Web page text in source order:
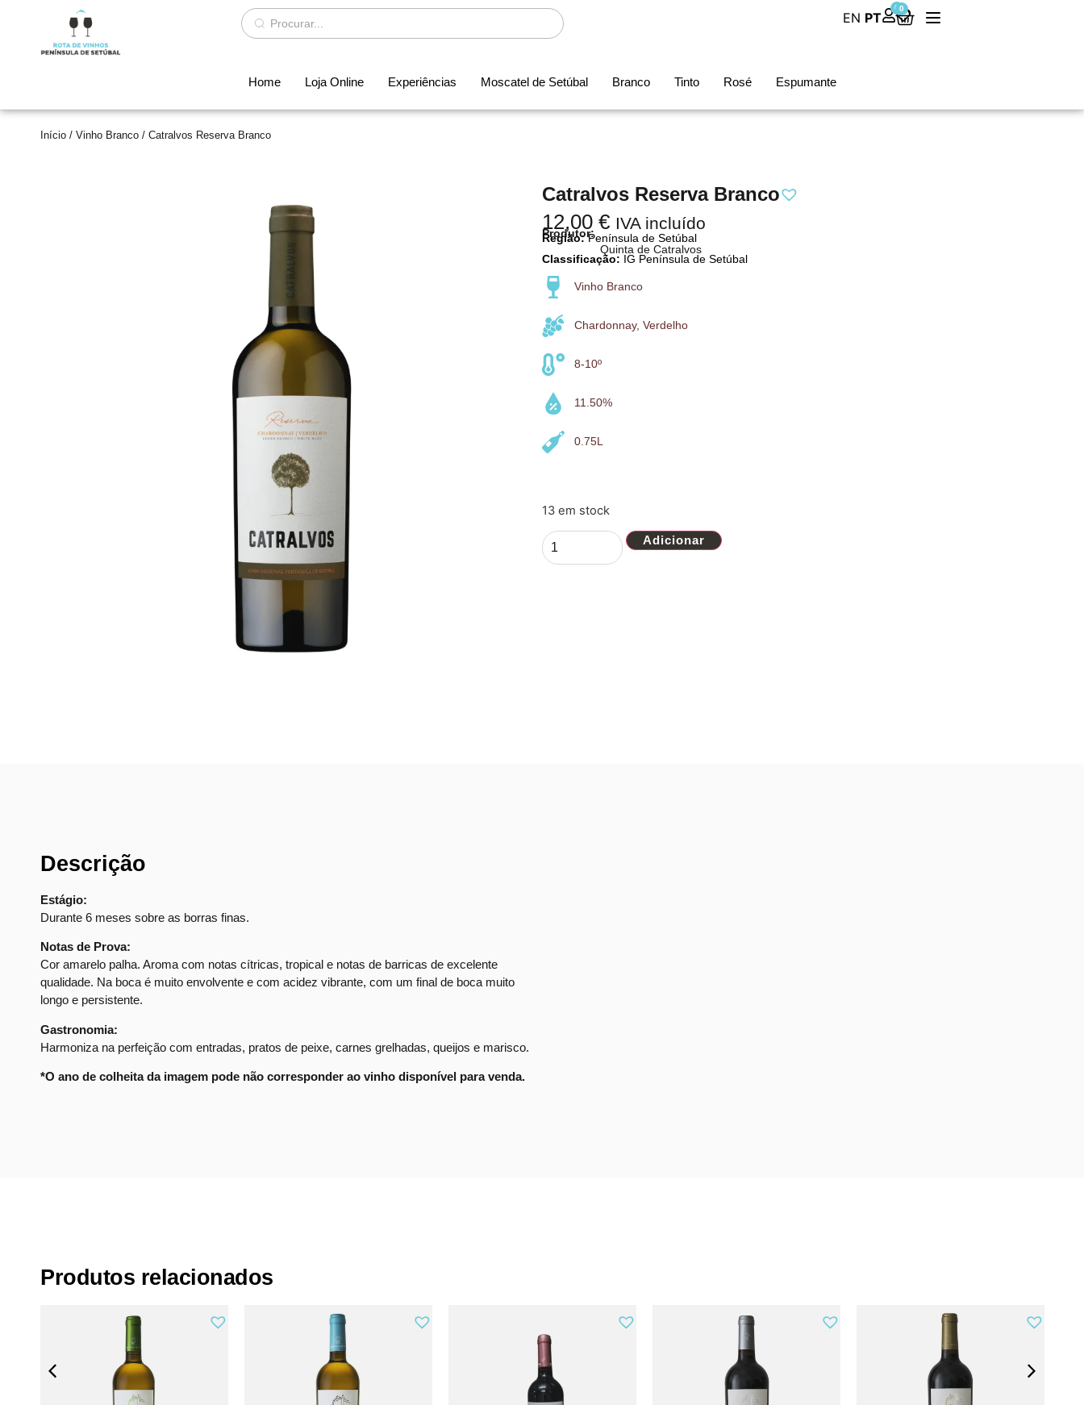
EN PT
00
Home Loja Online Experiências Moscatel de Setúbal Branco Tinto Rosé Espumante
Início / Vinho Branco / Catralvos Reserva Branco
Catralvos Reserva Branco
12,00 € IVA incluído
Quinta de Catralvos
Produtor:
Região:Península de Setúbal
Classificação: IG Península de Setúbal
Vinho Branco
Chardonnay, Verdelho
8-10º
11.50%
0.75L
13 em stock
Adicionar
Descrição
Estágio:
Durante 6 meses sobre as borras finas.
Notas de Prova:
Cor amarelo palha. Aroma com notas cítricas, tropical e notas de barricas de excelente
qualidade. Na boca é muito envolvente e com acidez vibrante, com um final de boca muito
longo e persistente.
Gastronomia:
Harmoniza na perfeição com entradas, pratos de peixe, carnes grelhadas, queijos e marisco.
*O ano de colheita da imagem pode não corresponder ao vinho disponível para venda.
Produtos relacionados